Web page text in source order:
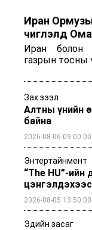
Иран
чиглэлд
Иран болон
газрын тосны
Зах зээл
Алтны үнийн
байна
2026-08-06 09:00:00
Энтертайнмент
“The HU”-ийн
2026-08-05 13:50:00
Эдийн засаг